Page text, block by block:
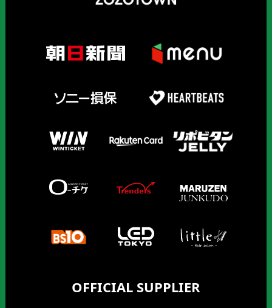
OFFICIAL SUPPLIER